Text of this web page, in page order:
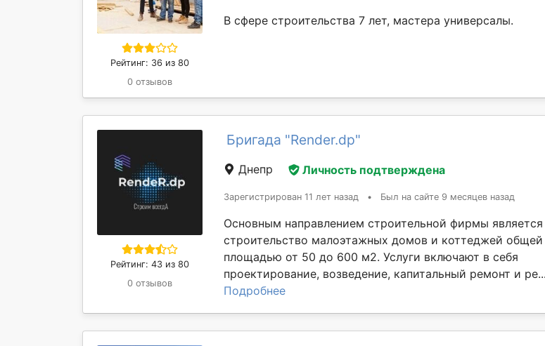
Рейтинг: 36 из 80
0 отзывов
В сфере строительства 7 лет, мастера универсалы.
Рейтинг: 43 из 80
0 отзывов
Бригада "Render.dp"
Днепр Личность подтверждена
Зарегистрирован 11 лет назад • Был на сайте 9 месяцев назад
Основным направлением строительной фирмы является
строительство малоэтажных домов и коттеджей общей
площадью от 50 до 600 м2. Услуги включают в себя
проектирование, возведение, капитальный ремонт и ре...
Подробнее